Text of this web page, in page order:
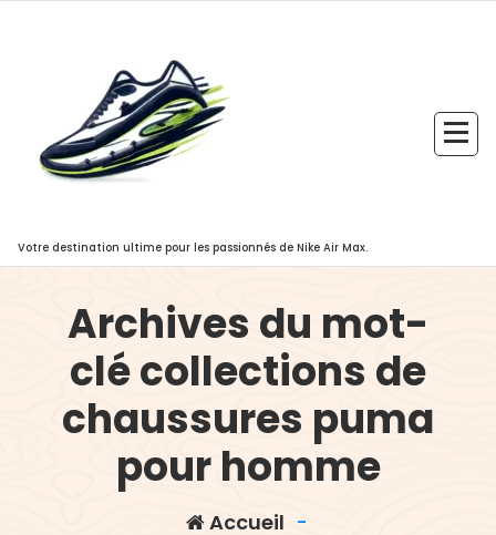
Votre destination ultime pour les passionnés de Nike Air Max.
Archives du mot-
clé collections de
chaussures puma
pour homme
Accueil -